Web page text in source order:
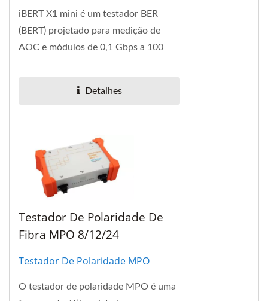
iBERT X1 mini é um testador BER
(BERT) projetado para medição de
AOC e módulos de 0,1 Gbps a 100
Detalhes
Testador De Polaridade De
Fibra MPO 8/12/24
Testador De Polaridade MPO
O testador de polaridade MPO é uma